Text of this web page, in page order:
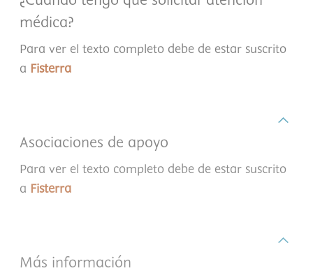
médica?
Para ver el texto completo debe de estar suscrito
a Fisterra
Asociaciones de apoyo
Para ver el texto completo debe de estar suscrito
a Fisterra
Más información